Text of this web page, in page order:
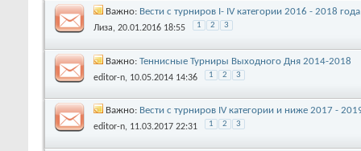
Важно: Вести с турниров I- IV категории 2016 - 2018 года
Лиза, 20.01.2016 18:55 1 2 3
Важно: Теннисные Турниры Выходного Дня 2014-2018
editor-n, 10.05.2014 14:36 1 2 3
Важно: Вести с турниров IV категории и ниже 2017 -
editor-n, 11.03.2017 22:31 1 2 3